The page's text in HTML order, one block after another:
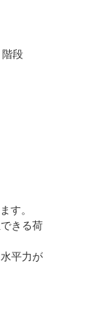
段
す。
きる荷
平力が